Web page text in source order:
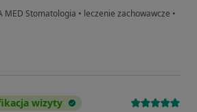
MED Stomatologia • leczenie zachowawcze •
wizyty